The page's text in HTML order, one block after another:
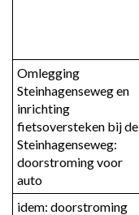
indicatoren
Omlegging
Steinhagenseweg en
inrichting
fietsoversteken bij de
Steinhagenseweg:
doorstroming voor
auto
idem: doorstroming